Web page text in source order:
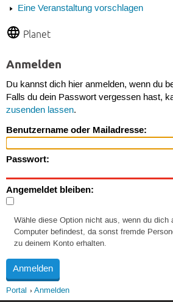
Eine Veranstaltung vorschlagen
Planet
Anmelden
Du kannst dich hier anmelden, wenn du
Falls du dein Passwort vergessen hast,
zusenden lassen.
Benutzername oder Mailadresse:
Passwort:
Angemeldet bleiben:
Wähle diese Option nicht aus, wenn du dich
Computer befindest, da sonst fremde
zu deinem Konto erhalten.
Portal Anmelden